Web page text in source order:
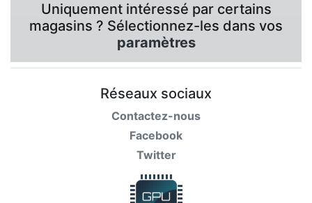
Uniquement intéressé par certains
magasins ? Sélectionnez-les dans vos
paramètres
Réseaux sociaux
Contactez-nous
Facebook
Twitter